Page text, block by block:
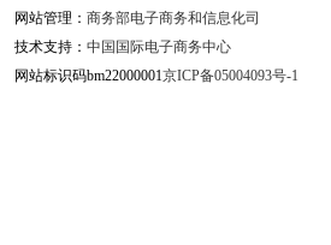
网站管理： 商务部电子商务和信息化司
技术支持： 中国国际电子商务中心
网站标识码bm22000001京ICP备05004093号-1